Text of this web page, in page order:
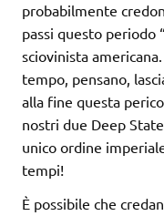
probabilmente
passi questo periodo
sciovinista
tempo, pensano,
alla fine questa
nostri due Deep
unico ordine
tempi!
È possibile che